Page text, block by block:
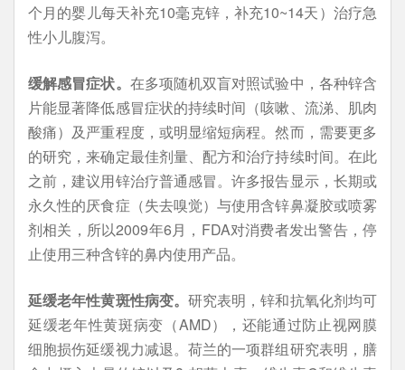
个月的婴儿每天补充10毫克锌，补充10~14天）治疗急
性小儿腹泻。
缓解感冒症状。 在多项随机双盲对照试验中，各种锌含
片能显著降低感冒症状的持续时间（咳嗽、流涕、肌肉
酸痛）及严重程度，或明显缩短病程。然而，需要更多
的研究，来确定最佳剂量、配方和治疗持续时间。在此
之前，建议用锌治疗普通感冒。许多报告显示，长期或
永久性的厌食症（失去嗅觉）与使用含锌鼻凝胶或喷雾
剂相关，所以2009年6月，FDA对消费者发出警告，停
止使用三种含锌的鼻内使用产品。
延缓老年性黄斑性病变。 研究表明，锌和抗氧化剂均可
延缓老年性黄斑病变（AMD），还能通过防止视网膜
细胞损伤延缓视力减退。荷兰的一项群组研究表明，膳